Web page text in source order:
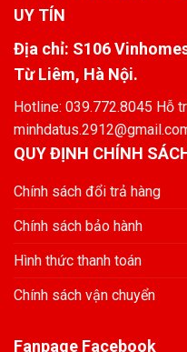
UY TÍN
Địa chỉ: S106
Từ Liêm, Hà Nội.
Hotline: 039.772.8045 Hỗ
QUY ĐỊNH CHÍNH
Chính sách đổi trả hàng
Chính sách bảo hành
Hình thức thanh toán
Chính sách vận chuyển
Fanpage Facebook